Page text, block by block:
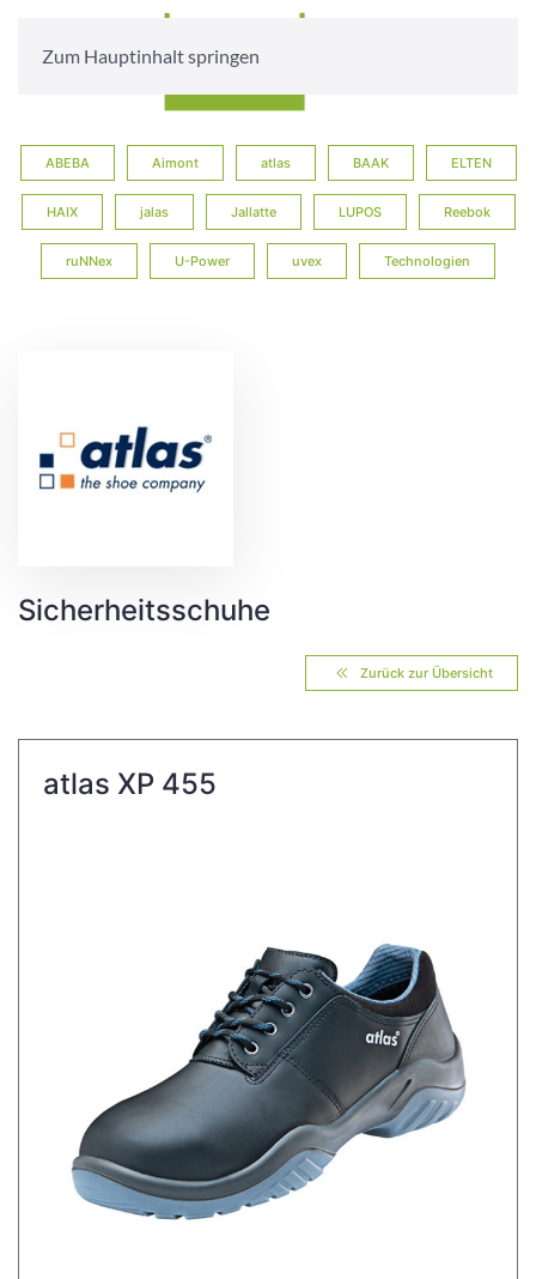
Zum Hauptinhalt springen
ABEBA Aimont atlas BAAK ELTEN
HAIX jalas Jallatte LUPOS Reebok
ruNNex U-Power uvex Technologien
Sicherheitsschuhe
Zurück zur Übersicht
atlas XP 455